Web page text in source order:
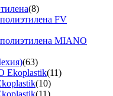
(8)
FV
MIANO
(63)
Ekoplastik(11)
(10)